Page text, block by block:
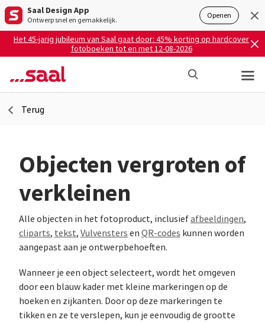
Saal Design App
Ontwerp snel en gemakkelijk. Openen
Het 45-jarig jubileum van Saal gaat door: 45% korting op hardcover
fotoboeken tot en met 12-08-2026
Terug
Objecten vergroten of
verkleinen
Alle objecten in het fotoproduct, inclusiefafbeeldingen,
cliparts, tekst, Vulvensters en QR-codes kunnen worden
aangepast aan je ontwerpbehoeften.
Wanneer je een object selecteert, wordt het omgeven
door een blauw kader met kleine markeringen op de
hoeken en zijkanten. Door op deze markeringen te
tikken en ze te verslepen, kun je eenvoudig de grootte